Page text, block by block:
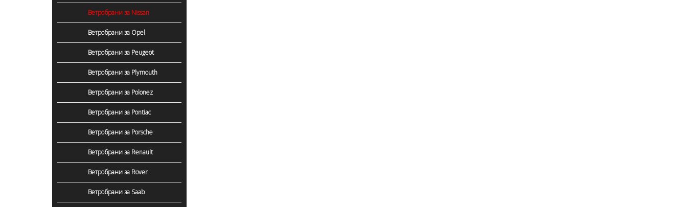
Ветробрани за Nissan
Ветробрани за Opel
Ветробрани за Peugeot
Ветробрани за Plymouth
Ветробрани за Polonez
Ветробрани за Pontiac
Ветробрани за Porsche
Ветробрани за Renault
Ветробрани за Rover
Ветробрани за Saab